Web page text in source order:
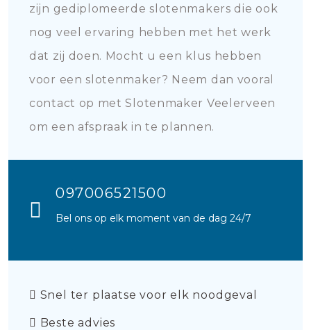
zijn gediplomeerde slotenmakers die ook
nog veel ervaring hebben met het werk
dat zij doen. Mocht u een klus hebben
voor een slotenmaker? Neem dan vooral
contact op met Slotenmaker Veelerveen
om een afspraak in te plannen.
097006521500
Bel ons op elk moment van de dag 24/7
Snel ter plaatse voor elk noodgeval
Beste advies